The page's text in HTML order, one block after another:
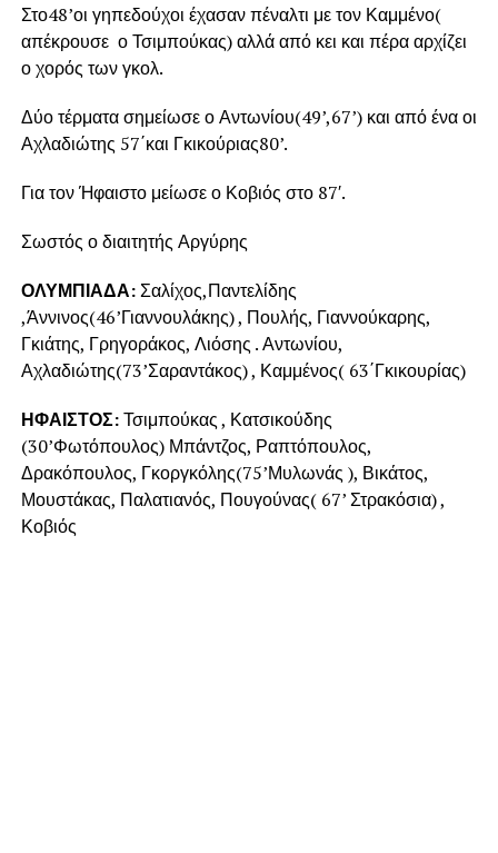
Στο48’οι γηπεδούχοι έχασαν πέναλτι με τον Καμμένο(
απέκρουσε ο Τσιμπούκας) αλλά από κει και πέρα αρχίζει
ο χορός των γκολ.
Δύο τέρματα σημείωσε ο Αντωνίου(49’,67’) και από ένα οι
Αχλαδιώτης 57΄και Γκικούριας80’.
Για τον Ήφαιστο μείωσε ο Κοβιός στο 87′.
Σωστός ο διαιτητής Αργύρης
ΟΛΥΜΠΙΑΔΑ:Σαλίχος,Παντελίδης
,Άννινος(46’Γιαννουλάκης) , Πουλής, Γιαννούκαρης,
Γκιάτης, Γρηγοράκος, Λιόσης . Αντωνίου,
Αχλαδιώτης(73’Σαραντάκος) , Καμμένος( 63΄Γκικουρίας)
ΗΦΑΙΣΤΟΣ:Τσιμπούκας , Κατσικούδης
(30’Φωτόπουλος) Μπάντζος, Ραπτόπουλος,
Δρακόπουλος, Γκοργκόλης(75’Μυλωνάς ), Βικάτος,
Μουστάκας, Παλατιανός, Πουγούνας( 67’ Στρακόσια) ,
Κοβιός